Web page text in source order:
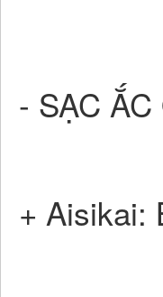
- SẠC
+ Aisikai: